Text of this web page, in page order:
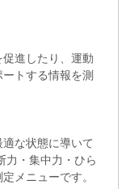
進したり、運動
トする情報を測
な状態に導いて
力・集中力・ひら
メニューです。